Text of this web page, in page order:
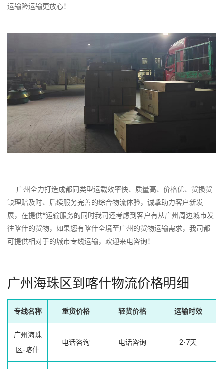
运输险运输更放心！
广州全力打造成都同类型运载效率快、质量高、价格优、货损货
缺理赔及时、后续服务完善的综合物流体验，诚挚助力客户新发
展，在提供*运输服务的同时我司还考虑到客户有从广州周边城市发
往喀什的货物，如果您有喀什全境至广州的货物运输需求，我司都
可提供相对于的城市专线运输，欢迎来电咨询！
广州海珠区到喀什物流价格明细
专线名称 重货价格 轻货价格 运输时效
广州海珠
区-喀什
电话咨询 电话咨询 2-7天